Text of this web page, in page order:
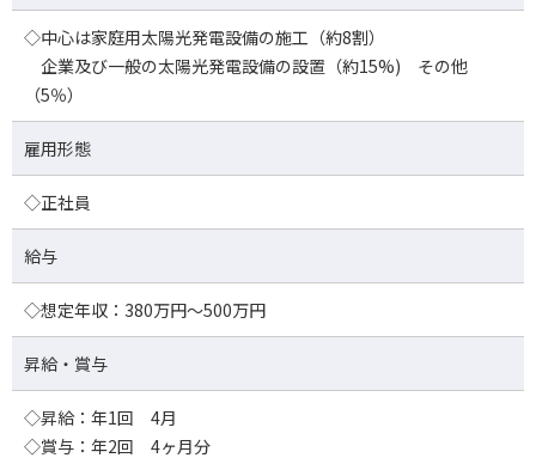
◇中心は家庭用太陽光発電設備の施工（約8割）
企業及び一般の太陽光発電設備の設置（約15%) その他
（5％）
雇用形態
◇正社員
給与
◇想定年収：380万円～500万円
昇給・賞与
◇昇給：年1回 4月
◇賞与：年2回 4ヶ月分